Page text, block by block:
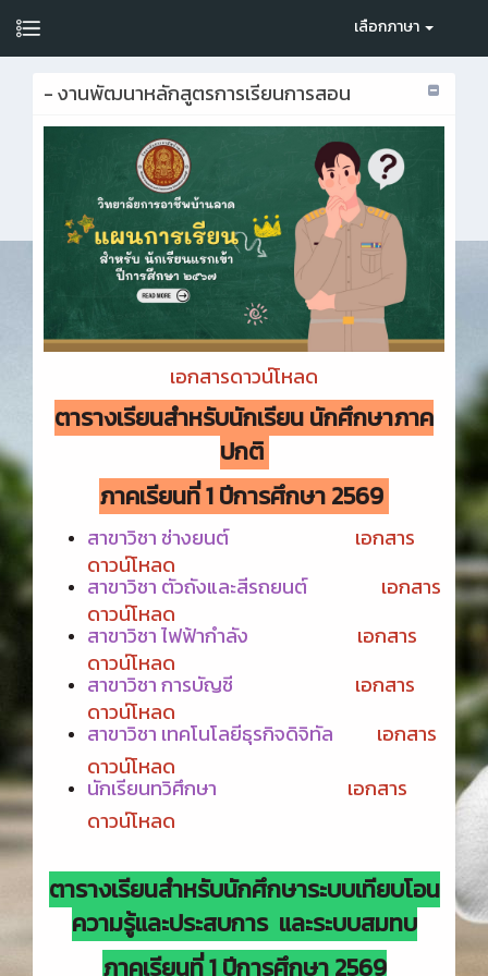
เลือกภาษา
- งานพัฒนาหลักสูตรการเรียนการสอน
เอกสารดาวน์โหลด
ตารางเรียนสำหรับนักเรียน นักศึกษาภาค
ปกติ
ภาคเรียนที่ 1 ปีการศึกษา 2569
สาขาวิชา ช่างยนต์ เอกสาร
ดาวน์โหลด
สาขาวิชา ตัวถังและสีรถยนต์ เอกสาร
ดาวน์โหลด
สาขาวิชา ไฟฟ้ากำลัง เอกสาร
ดาวน์โหลด
สาขาวิชา การบัญชี เอกสาร
ดาวน์โหลด
สาขาวิชา เทคโนโลยีธุรกิจดิจิทัล เอกสาร
ดาวน์โหลด
นักเรียนทวิศึกษา เอกสาร
ดาวน์โหลด
ตารางเรียนสำหรับนักศึกษาระบบเทียบโอน
ความรู้และประสบการ และระบบสมทบ
ภาคเรียนที่ 1 ปีการศึกษา 2569